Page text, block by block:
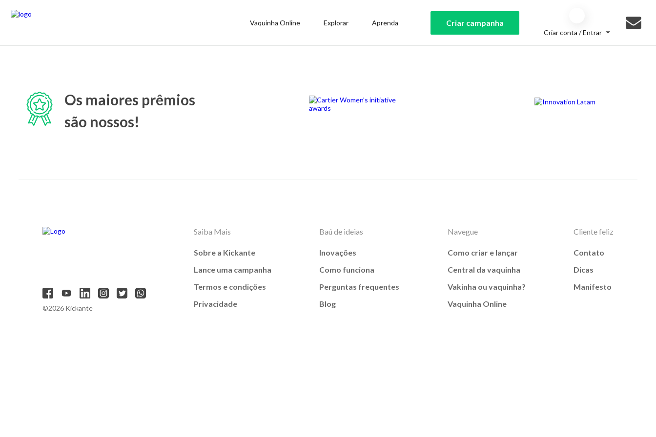
Vaquinha Online Explorar Aprenda Criar campanha
Criar conta / Entrar
Os maiores prêmios
são nossos!
©2026 Kickante
Saiba Mais
Sobre a Kickante
Lance uma campanha
Termos e condições
Privacidade
Baú de ideias
Inovações
Como funciona
Perguntas frequentes
Blog
Navegue
Como criar e lançar
Central da vaquinha
Vakinha ou vaquinha?
Vaquinha Online
Cliente feliz
Contato
Dicas
Manifesto